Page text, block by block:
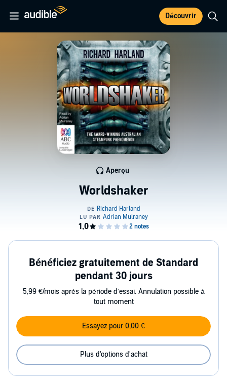
Découvrir
Worldshaker
Aperçu
Bénéficiez gratuitement de Standard
pendant 30 jours
5,99 €/mois après la période d’essai. Annulation possible à
tout moment
Essayez pour 0,00 €
Plus d'options d'achat